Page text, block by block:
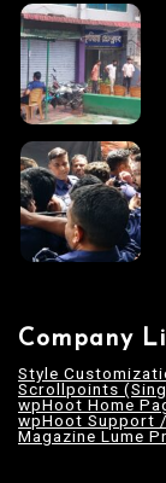
Company
Style
Scrollpoints
wpHoot Home
wpHoot Support
Magazine Lume